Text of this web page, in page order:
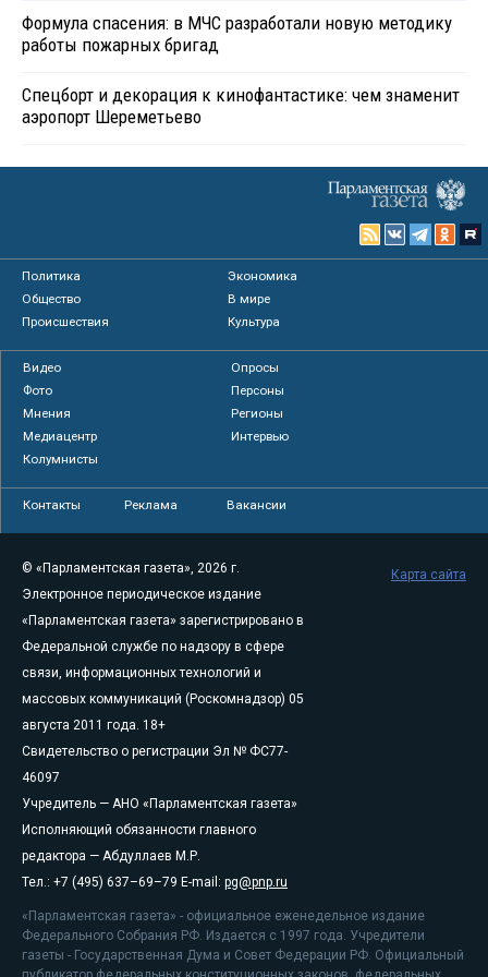
Формула спасения: в МЧС разработали новую методику
работы пожарных бригад
Спецборт и декорация к кинофантастике: чем знаменит
аэропорт Шереметьево
Политика
Экономика
Общество
В мире
Происшествия
Культура
Видео
Опросы
Фото
Персоны
Мнения
Регионы
Медиацентр
Интервью
Колумнисты
Контакты Реклама Вакансии
© «Парламентская газета», 2026 г.
Электронное периодическое издание
«Парламентская газета» зарегистрировано в
Федеральной службе по надзору в сфере
связи, информационных технологий и
массовых коммуникаций (Роскомнадзор) 05
августа 2011 года. 18+
Свидетельство о регистрации Эл № ФС77-
46097
Учредитель — АНО «Парламентская газета»
Исполняющий обязанности главного
редактора — Абдуллаев М.Р.
Тел.: +7 (495) 637–69–79 E-mail: pg@pnp.ru
«Парламентская газета» - официальное еженедельное издание
Федерального Собрания РФ. Издается с 1997 года. Учредители
газеты - Государственная Дума и Совет Федерации РФ. Официальный
Карта сайта